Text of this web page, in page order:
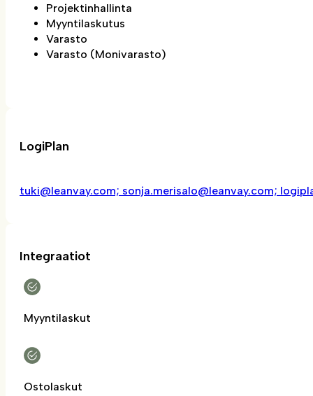
Projektinhallinta
Myyntilaskutus
Varasto
Varasto (Monivarasto)
LogiPlan
tuki@leanvay.com; sonja.merisalo@leanvay.com;
Integraatiot
Myyntilaskut
Ostolaskut